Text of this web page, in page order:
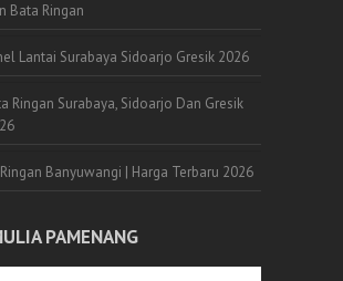
Bata Ringan
Lantai Surabaya Sidoarjo Gresik 2026
Ringan Surabaya, Sidoarjo Dan Gresik
Banyuwangi | Harga Terbaru 2026
PAMENANG